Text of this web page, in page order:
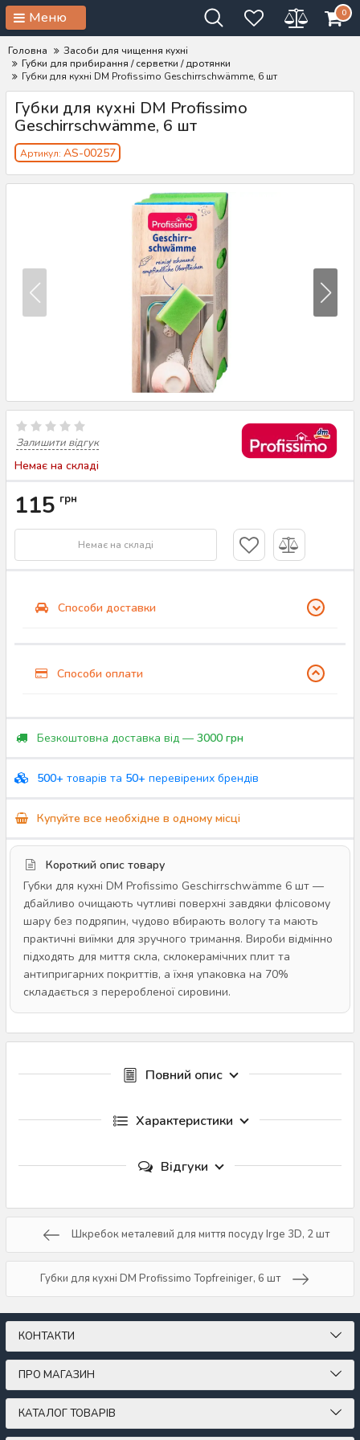
Меню 0
Головна
Засоби для чищення кухні
Губки для прибирання / серветки / дротянки
Губки для кухні DM Profissimo Geschirrschwämme, 6 шт
Губки для кухні DM Profissimo
Geschirrschwämme, 6 шт
Артикул: AS-00257
Залишити відгук
Немає на складі
115 грн
Немає на складі
Способи доставки
Способи оплати
Безкоштовна доставка від — 3000 грн
500+ товарів та 50+ перевірених брендів
Купуйте все необхідне в одному місці
Короткий опис товару
Губки для кухні DM Profissimo Geschirrschwämme 6 шт —
дбайливо очищають чутливі поверхні завдяки флісовому
шару без подряпин, чудово вбирають вологу та мають
практичні виїмки для зручного тримання. Вироби відмінно
підходять для миття скла, склокерамічних плит та
антипригарних покриттів, а їхня упаковка на 70%
складається з переробленої сировини.
Повний опис
Характеристики
Відгуки
Шкребок металевий для миття посуду Irge 3D, 2 шт
Губки для кухні DM Profissimo Topfreiniger, 6 шт
КОНТАКТИ
ПРО МАГАЗИН
КАТАЛОГ ТОВАРІВ